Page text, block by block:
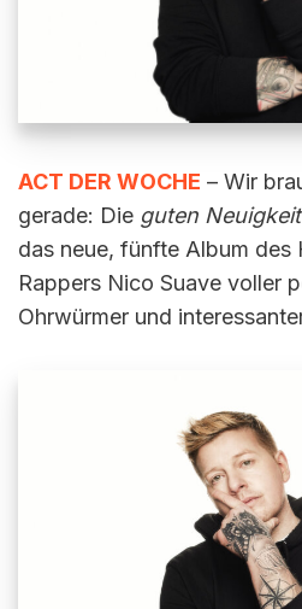
ACT DER WOCHE – Wir
gerade: Die guten
das neue, fünfte Album des
Rappers Nico Suave voller
Ohrwürmer und